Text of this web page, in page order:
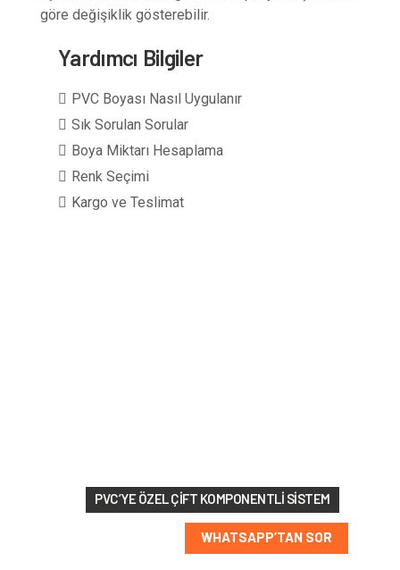
göre değişiklik gösterebilir.
Yardımcı Bilgiler
PVC Boyası Nasıl Uygulanır
Sık Sorulan Sorular
Boya Miktarı Hesaplama
Renk Seçimi
Kargo ve Teslimat
PVC’YE ÖZEL ÇIFT KOMPONENTLI SISTEM
WHATSAPP’TAN SOR